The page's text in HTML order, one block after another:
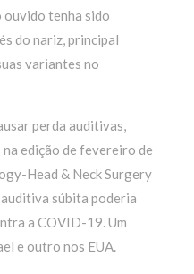
ouvido tenha sido
do nariz, principal
variantes no
perda auditivas,
edição de fevereiro de
Head & Neck Surgery
auditiva súbita poderia
a COVID-19. Um
e outro nos EUA.